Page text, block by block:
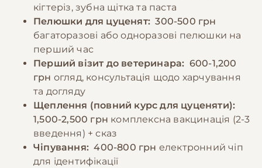
кігтеріз, зубна щітка та паста
Пелюшки для цуценят: 300-500 грн
багаторазові або одноразові пелюшки на
перший час
Перший візит до ветеринара: 600-1,200
грн огляд, консультація щодо харчування
та догляду
Щеплення (повний курс для цуценяти):
1,500-2,500 грн комплексна вакцинація (2-3
введення) + сказ
Чіпування: 400-800 грн електронний чіп
для ідентифікації